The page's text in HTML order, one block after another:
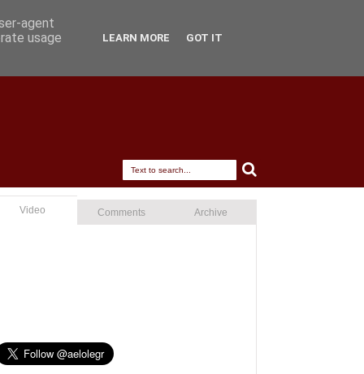
Video Comments Archive
agent
usage
LEARN MORE GOT IT